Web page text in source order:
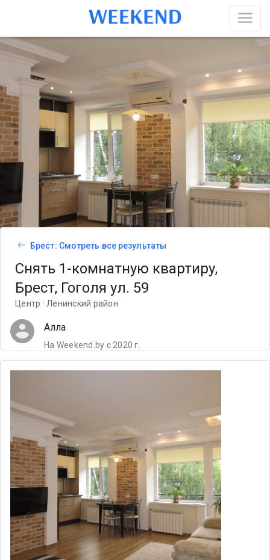
Брест: Смотреть все результаты
Снять 1-комнатную квартиру,
Брест, Гоголя ул. 59
Центр · Ленинский район
Алла
На Weekend.by с 2020 г.